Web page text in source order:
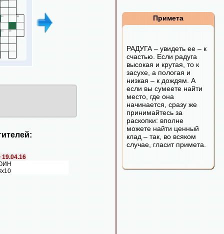
19.04.16
Примета
РАДУГА – увидеть ее – к
счастью. Если радуга
высокая и крутая, то к
засухе, а пологая и
низкая – к дождям. А
если вы сумеете найти
место, где она
начинается, сразу же
принимайтесь за
раскопки: вполне
можете найти ценный
клад – так, во всяком
случае, гласит примета.